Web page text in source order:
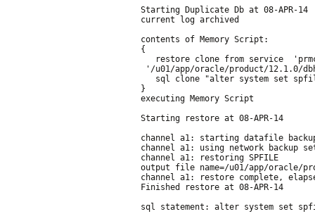
Starting Duplicate Db at 08-APR-14
current log archived
contents of Memory Script:
{
restore clone from service
'/u01/app/oracle/product/12.1.0/
sql clone "alter system set
}
executing Memory Script
Starting restore at 08-APR-14
channel a1: starting datafile
channel a1: using network backup
channel a1: restoring SPFILE
output file name=/u01/app/oracle/
channel a1: restore complete,
Finished restore at 08-APR-14
sql statement: alter system set